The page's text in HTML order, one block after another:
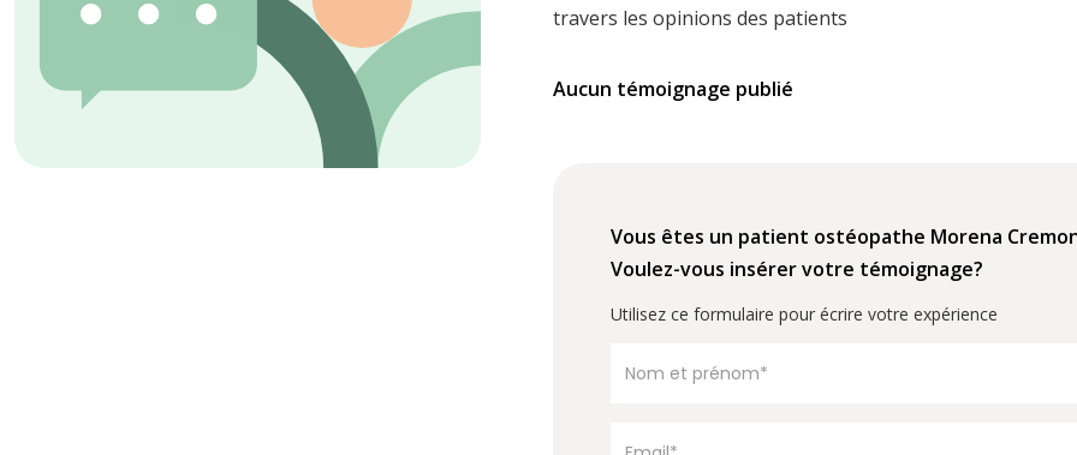
travers les opinions des patients
Aucun témoignage publié
Vous êtes un patient ostéopathe Morena
Voulez-vous insérer votre témoignage?
Utilisez ce formulaire pour écrire votre expérience